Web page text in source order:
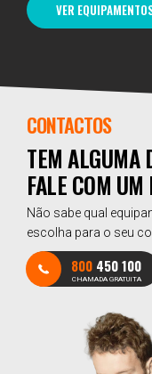
VER
CONTACTOS
TEM ALGUMA
FALE COM
Não sabe qual
escolha para o seu
800 450 100
CHAMADA GRATUITA